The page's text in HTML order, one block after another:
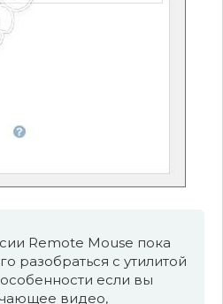
Remote Mouse пока
разобраться с утилитой
если вы
видео,